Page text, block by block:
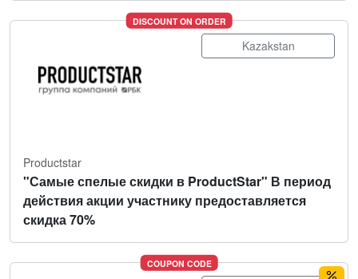
DISCOUNT ON ORDER
Kazakstan
Productstar
"Самые спелые скидки в ProductStar" В период
действия акции участнику предоставляется
скидка 70%
COUPON CODE